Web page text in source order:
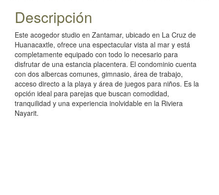
Descripción
Este acogedor studio en Zantamar, ubicado en La Cruz de
Huanacaxtle, ofrece una espectacular vista al mar y está
completamente equipado con todo lo necesario para
disfrutar de una estancia placentera. El condominio cuenta
con dos albercas comunes, gimnasio, área de trabajo,
acceso directo a la playa y área de juegos para niños. Es la
opción ideal para parejas que buscan comodidad,
tranquilidad y una experiencia inolvidable en la Riviera
Nayarit.